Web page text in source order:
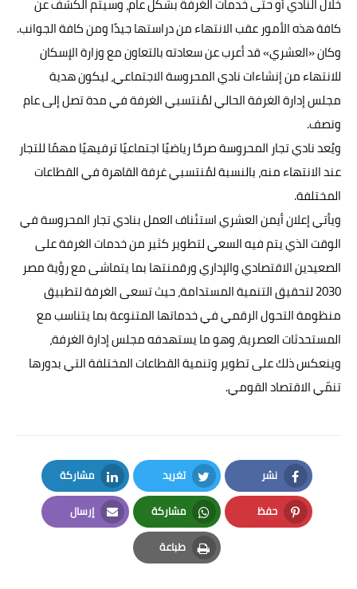
خلال النادي أو حتى خدمات الغرفة بشكل عام، وسيتم الكشف عن
كافة هذه الأمور عقب الانتهاء من دراستها جيدًا ومن كافة الجوانب.
وكان «العشري» قد أعرب عن سعادته بالتعاون مع وزارة الإسكان
للانتهاء من إنشاءات نادي المحروسة الاجتماعي، ليكون هدية
مجلس إدارة الغرفة الحالي لمُنتسبي الغرفة في مدة تصل إلى عام
ونصف.
ويُعد نادي تجار المحروسة صرحًا رياضيًا اجتماعيًا ترفيهيًا مهمًا للتجار
عند الانتهاء منه، بالنسبة لمُنتسبي غرفة القاهرة في القطاعات
المختلفة.
ويأتي إعلان أيمن العشري استئناف العمل بنادي تجار المحروسة في
الوقت الذي يتم فيه السعي لتطوير كثير من خدمات الغرفة على
الصعيدين الاقتصادي والإداري ورقمنتها بما يتماشى مع رؤية مصر
2030 لتحقيق التنمية المستدامة، حيث تسعى الغرفة لتطبيق
منظومة التحول الرقمي في خدماتها المتنوعة بما يتناسب مع
المستحدثات العصرية، وهو ما يستهدفه مجلس إدارة الغرفة،
وينعكس ذلك على تطوير وتنمية القطاعات المختلفة التي بدورها
تنمّي الاقتصاد القومي.
نشر
Facebook
تغريد
Twitter
مشاركة
LinkedIn
حفظ
Pinterest
مشاركة
Whatsapp
إرسال
Email
طباعة
Print